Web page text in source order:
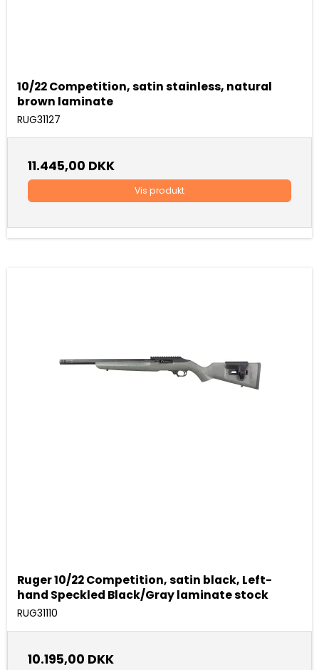
10/22 Competition, satin stainless, natural
brown laminate
RUG31127
11.445,00 DKK
Vis produkt
Ruger 10/22 Competition, satin black, Left-
hand Speckled Black/Gray laminate stock
RUG31110
10.195,00 DKK